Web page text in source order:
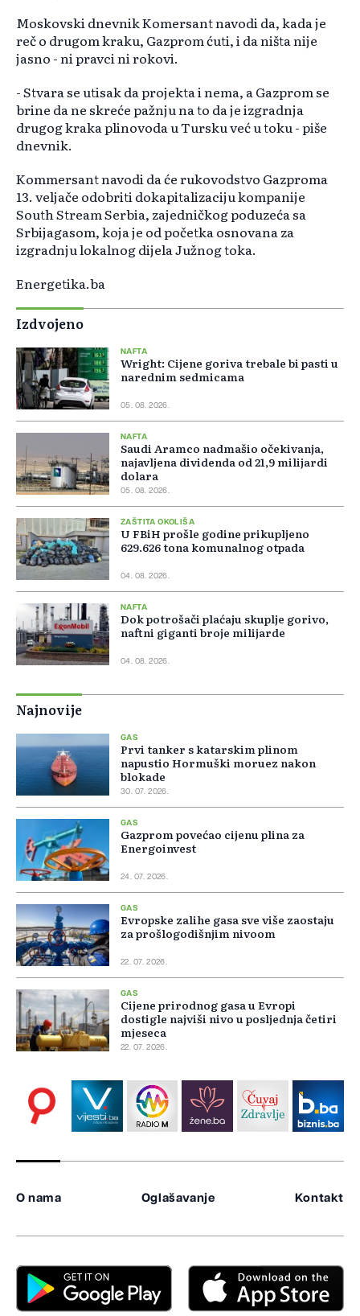
Moskovski dnevnik Komersant navodi da, kada je
reč o drugom kraku, Gazprom ćuti, i da ništa nije
jasno - ni pravci ni rokovi.
- Stvara se utisak da projekta i nema, a Gazprom se
brine da ne skreće pažnju na to da je izgradnja
drugog kraka plinovoda u Tursku već u toku - piše
dnevnik.
Kommersant navodi da će rukovodstvo Gazproma
13. veljače odobriti dokapitalizaciju kompanije
South Stream Serbia, zajedničkog poduzeća sa
Srbijagasom, koja je od početka osnovana za
izgradnju lokalnog dijela Južnog toka.
Energetika.ba
Izdvojeno
NAFTA
Wright: Cijene goriva trebale bi pasti u
narednim sedmicama
05. 08. 2026.
NAFTA
Saudi Aramco nadmašio očekivanja,
najavljena dividenda od 21,9 milijardi
dolara
05. 08. 2026.
ZAŠTITA OKOLIŠA
U FBiH prošle godine prikupljeno
629.626 tona komunalnog otpada
04. 08. 2026.
NAFTA
Dok potrošači plaćaju skuplje gorivo,
naftni giganti broje milijarde
04. 08. 2026.
Najnovije
GAS
Prvi tanker s katarskim plinom
napustio Hormuški moruez nakon
blokade
30. 07. 2026.
GAS
Gazprom povećao cijenu plina za
Energoinvest
24. 07. 2026.
GAS
Evropske zalihe gasa sve više zaostaju
za prošlogodišnjim nivoom
22. 07. 2026.
GAS
Cijene prirodnog gasa u Evropi
dostigle najviši nivo u posljednja četiri
mjeseca
22. 07. 2026.
O nama Oglašavanje Kontakt